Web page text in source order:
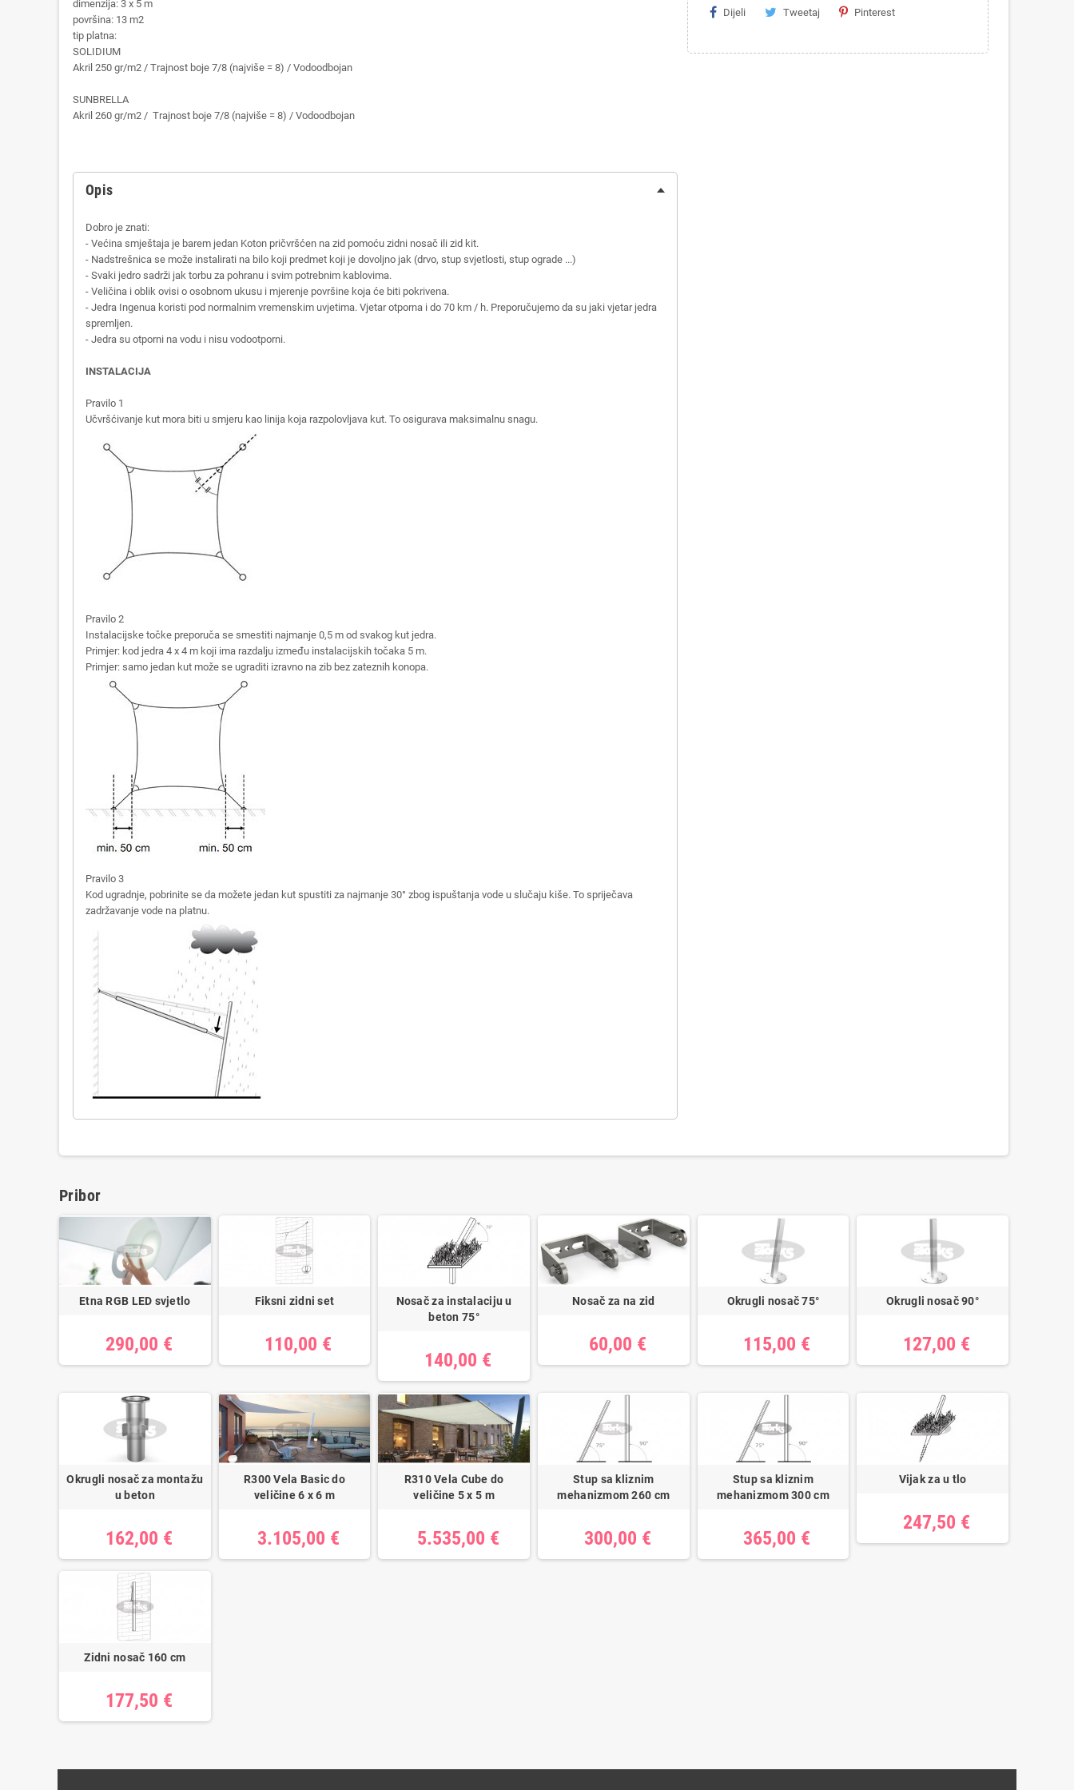
dimenzija: 3 x 5 m
površina: 13 m2
tip platna:
SOLIDIUM
Akril 250 gr/m2 / Trajnost boje 7/8 (najviše = 8) / Vodoodbojan
SUNBRELLA
Akril 260 gr/m2 / Trajnost boje 7/8 (najviše = 8) / Vodoodbojan
Opis
Dobro je znati:
- Većina smještaja je barem jedan Koton pričvršćen na zid pomoću zidni nosač ili zid kit.
- Nadstrešnica se može instalirati na bilo koji predmet koji je dovoljno jak (drvo, stup svjetlosti, stup ograde ...)
- Svaki jedro sadrži jak torbu za pohranu i svim potrebnim kablovima.
- Veličina i oblik ovisi o osobnom ukusu i mjerenje površine koja će biti pokrivena.
- Jedra Ingenua koristi pod normalnim vremenskim uvjetima. Vjetar otporna i do 70 km / h. Preporučujemo da su jaki vjetar jedra
spremljen.
- Jedra su otporni na vodu i nisu vodootporni.
INSTALACIJA
Pravilo 1
Učvršćivanje kut mora biti u smjeru kao linija koja razpolovljava kut. To osigurava maksimalnu snagu.
Pravilo 2
Instalacijske točke preporuča se smestiti najmanje 0,5 m od svakog kut jedra.
Primjer: kod jedra 4 x 4 m koji ima razdalju između instalacijskih točaka 5 m.
Primjer: samo jedan kut može se ugraditi izravno na zib bez zateznih konopa.
Pravilo 3
Kod ugradnje, pobrinite se da možete jedan kut spustiti za najmanje 30° zbog ispuštanja vode u slučaju kiše. To spriječava
zadržavanje vode na platnu.
Dijeli Tweetaj Pinterest
Pribor
Etna RGB LED svjetlo
290,00 €
Fiksni zidni set
110,00 €
Nosač za instalaciju u
beton 75°
140,00 €
Nosač za na zid
60,00 €
Okrugli nosač 75°
115,00 €
Okrugli nosač 90°
127,00 €
Okrugli nosač za montažu
u beton
162,00 €
R300 Vela Basic do
veličine 6 x 6 m
3.105,00 €
R310 Vela Cube do
veličine 5 x 5 m
5.535,00 €
Stup sa kliznim
mehanizmom 260 cm
300,00 €
Stup sa kliznim
mehanizmom 300 cm
365,00 €
Vijak za u tlo
247,50 €
Zidni nosač 160 cm
177,50 €